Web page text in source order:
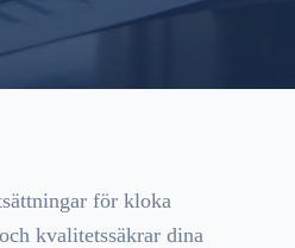
för kloka
kvalitetssäkrar dina